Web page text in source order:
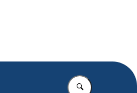
Vul in wat u